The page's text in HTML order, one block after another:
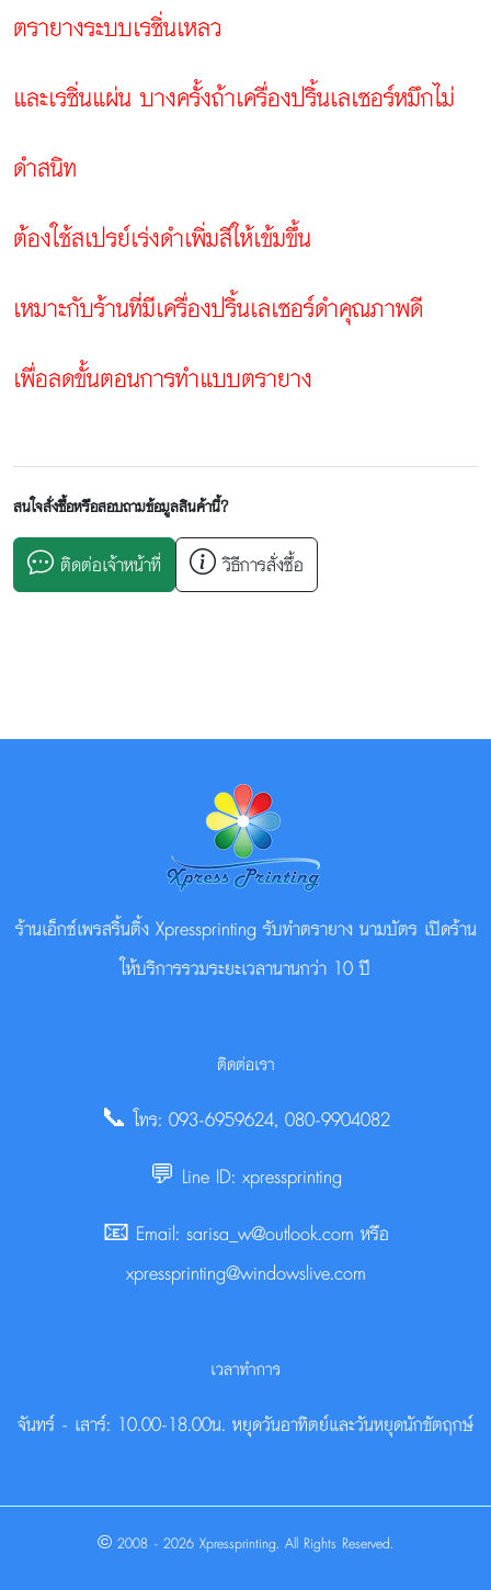
ตรายางระบบเรซิ่นเหลว
และเรซิ่นแผ่น บางครั้งถ้าเครื่องปริ้นเลเซอร์หมึกไม่
ดำสนิท
ต้องใช้สเปรย์เร่งดำเพิ่มสีให้เข้มขึ้น
เหมาะกับร้านที่มีเครื่องปริ้นเลเซอร์ดำคุณภาพดี
เพื่อลดขั้นตอนการทำแบบตรายาง
สนใจสั่งซื้อหรือสอบถามข้อมูลสินค้านี้?
ติดต่อเจ้าหน้าที่ วิธีการสั่งซื้อ
ร้านเอ็กซ์เพรสริ้นติ้ง Xpressprinting รับทำตรายาง นามบัตร เปิดร้าน
ให้บริการรวมระยะเวลานานกว่า 10 ปี
ติดต่อเรา
📞 โทร: 093-6959624, 080-9904082
💬 Line ID: xpressprinting
📧 Email: sarisa_w@outlook.com หรือ
xpressprinting@windowslive.com
เวลาทำการ
จันทร์ - เสาร์: 10.00-18.00น. หยุดวันอาทิตย์และวันหยุดนักขัตฤกษ์
© 2008 - 2026 Xpressprinting. All Rights Reserved.